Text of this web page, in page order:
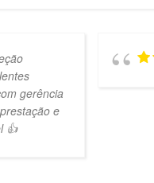
gerência
e
👍